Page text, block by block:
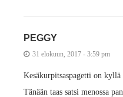
PEGGY
31 elokuun, 2017 - 3:59 pm
Kesäkurpitsaspagetti on
Tänään taas satsi menossa